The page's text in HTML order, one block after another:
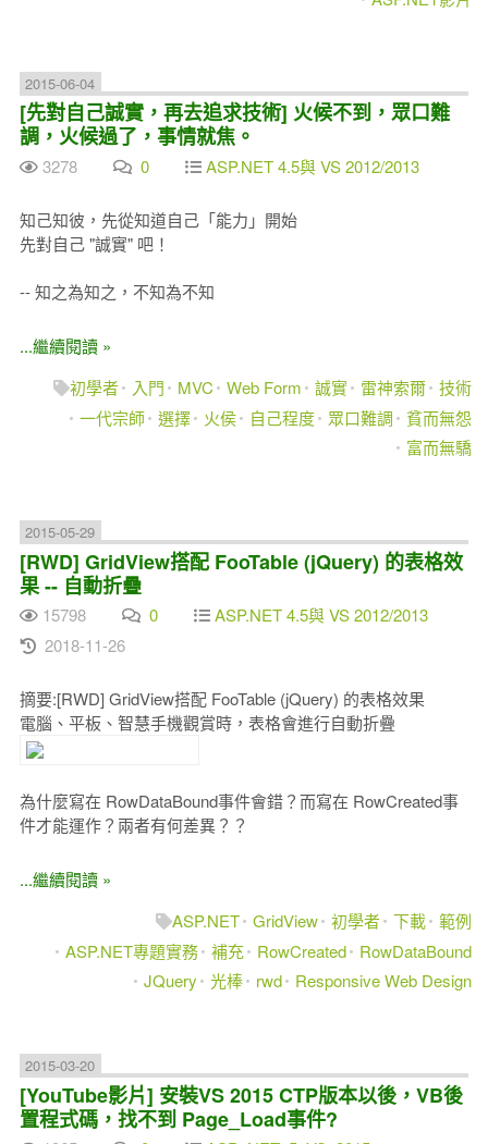
2015-06-04
[先對自己誠實，再去追求技術] 火候不到，眾口難
調，火候過了，事情就焦。
3278 0 ASP.NET 4.5與 VS 2012/2013
知己知彼，先從知道自己「能力」開始
先對自己 "誠實" 吧！
-- 知之為知之，不知為不知
...繼續閱讀 »
初學者
入門 MVC Web Form 誠實 雷神索爾 技術
一代宗師 選擇 火侯 自己程度 眾口難調
貧而無怨
富而無驕
2015-05-29
[RWD] GridView搭配 FooTable (jQuery) 的表格效
果 -- 自動折疊
15798 0
ASP.NET 4.5與 VS 2012/2013
2018-11-26
摘要:[RWD] GridView搭配 FooTable (jQuery) 的表格效果
電腦、平板、智慧手機觀賞時，表格會進行自動折疊
為什麼寫在 RowDataBound事件會錯？而寫在 RowCreated事
件才能運作？兩者有何差異？？
...繼續閱讀 »
ASP.NET GridView 初學者 下載 範例
ASP.NET專題實務 補充 RowCreated
RowDataBound
JQuery
光棒 rwd Responsive Web Design
2015-03-20
[YouTube影片] 安裝VS 2015 CTP版本以後，VB後
置程式碼，找不到 Page_Load事件?